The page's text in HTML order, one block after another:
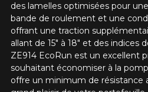
des lamelles optimisées pour
bande de roulement et une
offrant une traction
allant de 15" à 18" et des indices
ZE914 EcoRun est un excellent
souhaitant économiser à la
offre un minimum de résistance
Option